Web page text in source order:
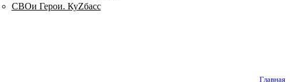
СВОи Герои. КуZбасс
Главная